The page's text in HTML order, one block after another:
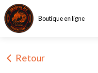
Boutique en ligne
arrow_back_ios_new Retour